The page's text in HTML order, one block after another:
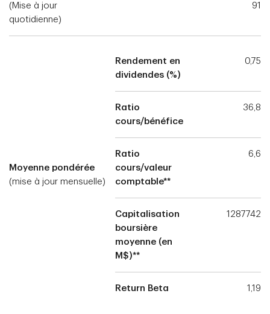
(Mise à jour
quotidienne)
91
Moyenne pondérée
(mise à jour mensuelle)
Rendement en
dividendes (%)
0,75
Ratio
cours/bénéfice
36,8
Ratio
cours/valeur
comptable**
6,6
Capitalisation
boursière
moyenne (en
M$)**
1287742
Return Beta 1,19